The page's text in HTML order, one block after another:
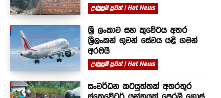
උණුසුම් පුවත් | Hot News
ශ්‍රී ලංකාව සහ කුවේටය අතර
ශ්‍රීලංකන් ගුවන් සේවය යළි ගමන්
අරඹයි
උණුසුම් පුවත් | Hot News
සංවර්ධන කටයුත්තක් අතරතුර